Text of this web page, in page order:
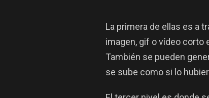
La primera de ellas es a
imagen, gif o vídeo corto
También se pueden
se sube como si lo